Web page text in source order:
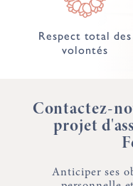
Respect total des
volontés
Contactez-
projet
Anticiper ses